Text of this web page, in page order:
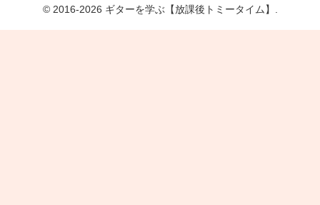
© 2016-2026 ギターを学ぶ【放課後トミータイム】.